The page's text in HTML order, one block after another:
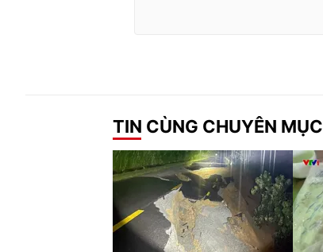
TIN CÙNG CHUYÊN MỤC